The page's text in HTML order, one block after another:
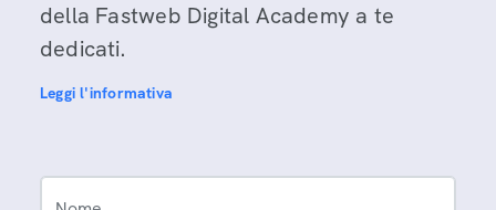
della Fastweb Digital Academy a te
dedicati.
Leggi l'informativa